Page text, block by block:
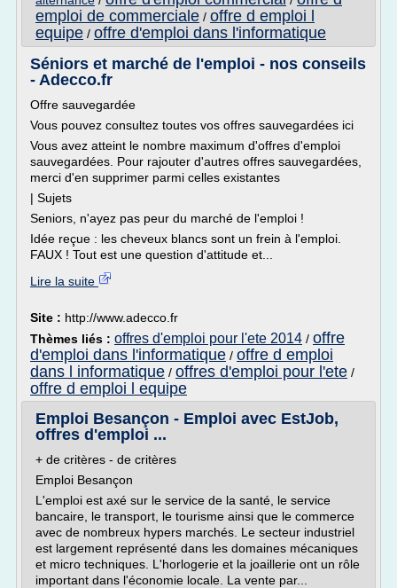
emploi de commerciale / offre d emploi l
equipe / offre d'emploi dans l'informatique
Séniors et marché de l'emploi - nos conseils
- Adecco.fr
Offre sauvegardée
Vous pouvez consultez toutes vos offres sauvegardées ici
Vous avez atteint le nombre maximum d'offres d'emploi
sauvegardées. Pour rajouter d'autres offres sauvegardées,
merci d'en supprimer parmi celles existantes
| Sujets
Seniors, n'ayez pas peur du marché de l'emploi !
Idée reçue : les cheveux blancs sont un frein à l'emploi.
FAUX ! Tout est une question d'attitude et...
Lire la suite
Site : http://www.adecco.fr
Thèmes liés : offres d'emploi pour l'ete 2014 / offre
d'emploi dans l'informatique / offre d emploi
dans l informatique / offres d'emploi pour l'ete /
offre d emploi l equipe
Emploi Besançon - Emploi avec EstJob,
offres d'emploi ...
+ de critères - de critères
Emploi Besançon
L'emploi est axé sur le service de la santé, le service
bancaire, le transport, le tourisme ainsi que le commerce
avec de nombreux hypers marchés. Le secteur industriel
est largement représenté dans les domaines mécaniques
et micro techniques. L'horlogerie et la joaillerie ont un rôle
important dans l'économie locale. La vente par...